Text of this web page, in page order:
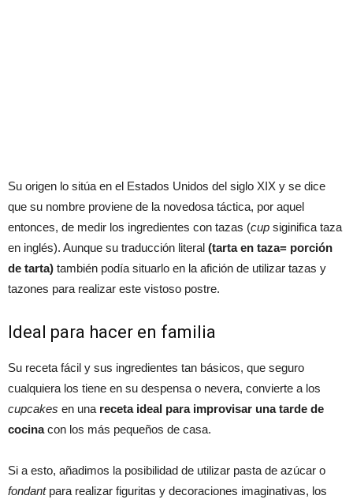
Su origen lo sitúa en el Estados Unidos del siglo XIX y se dice
que su nombre proviene de la novedosa táctica, por aquel
entonces, de medir los ingredientes con tazas (cup siginifica taza
en inglés). Aunque su traducción literal (tarta en taza= porción
de tarta) también podía situarlo en la afición de utilizar tazas y
tazones para realizar este vistoso postre.
Ideal para hacer en familia
Su receta fácil y sus ingredientes tan básicos, que seguro
cualquiera los tiene en su despensa o nevera, convierte a los
cupcakes en una receta ideal para improvisar una tarde de
cocinacon los más pequeños de casa.
Si a esto, añadimos la posibilidad de utilizar pasta de azúcar o
fondantpara realizar figuritas y decoraciones imaginativas, los